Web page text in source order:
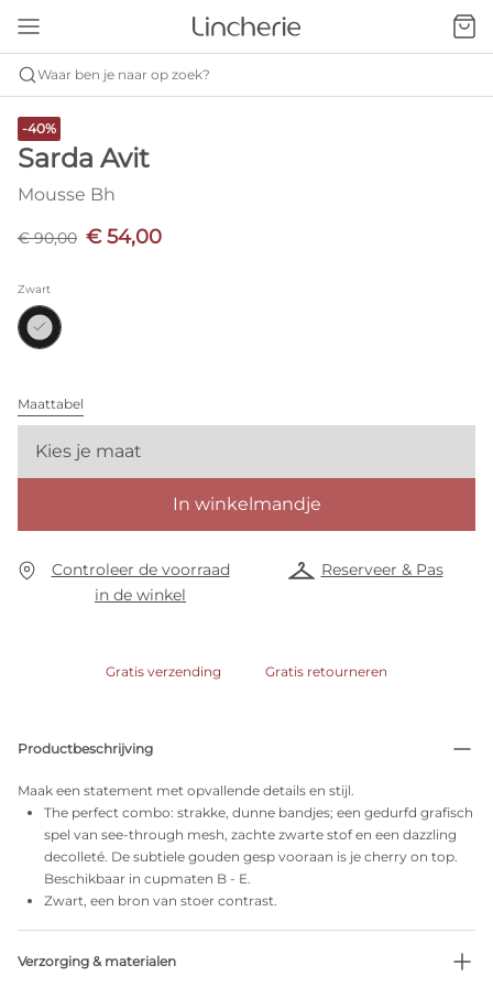
Waar ben je naar op zoek?
-40%
Sarda Avit
Mousse Bh
€ 90,00 € 54,00
Zwart
Maattabel
Kies je maat
In winkelmandje
Controleer de voorraad
in de winkel
Reserveer & Pas
Gratis verzending Gratis retourneren
Productbeschrijving
Maak een statement met opvallende details en stijl.
The perfect combo: strakke, dunne bandjes; een gedurfd grafisch
spel van see-through mesh, zachte zwarte stof en een dazzling
decolleté. De subtiele gouden gesp vooraan is je cherry on top.
Beschikbaar in cupmaten B - E.
Zwart, een bron van stoer contrast.
Verzorging & materialen